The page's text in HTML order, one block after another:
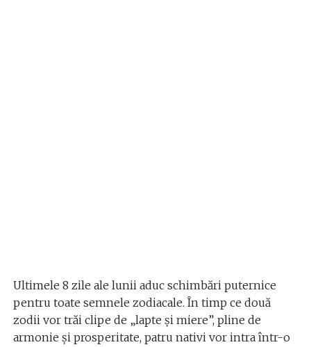
Ultimele 8 zile ale lunii aduc schimbări puternice
pentru toate semnele zodiacale. În timp ce două
zodii vor trăi clipe de „lapte și miere”, pline de
armonie și prosperitate, patru nativi vor intra într-o